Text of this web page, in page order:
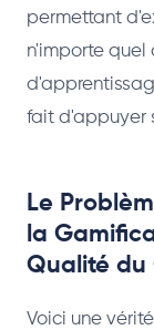
permettant
n'importe quel
fait d'appuyer
Le
la
Qualité du
Voici une